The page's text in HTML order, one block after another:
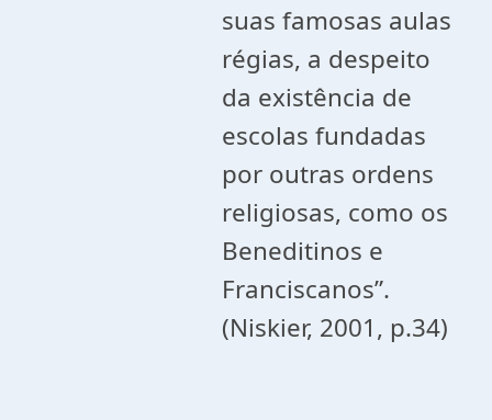
suas famosas aulas
régias, a despeito
da existência de
escolas fundadas
por outras ordens
religiosas, como os
Beneditinos e
Franciscanos”.
(Niskier, 2001, p.34)